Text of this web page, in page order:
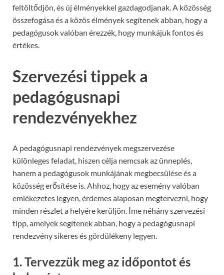
feltöltődjön, és új élményekkel gazdagodjanak. A közösség
összefogása és a közös élmények segítenek abban, hogy a
pedagógusok valóban érezzék, hogy munkájuk fontos és
értékes.
Szervezési tippek a
pedagógusnapi
rendezvényekhez
A pedagógusnapi rendezvények megszervezése
különleges feladat, hiszen célja nemcsak az ünneplés,
hanem a pedagógusok munkájának megbecsülése és a
közösség erősítése is. Ahhoz, hogy az esemény valóban
emlékezetes legyen, érdemes alaposan megtervezni, hogy
minden részlet a helyére kerüljön. Íme néhány szervezési
tipp, amelyek segítenek abban, hogy a pedagógusnapi
rendezvény sikeres és gördülékeny legyen.
1. Tervezzük meg az időpontot és